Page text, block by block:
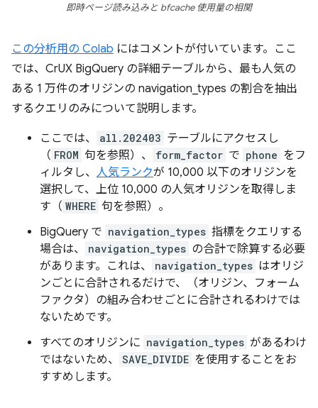
即時ページ読み込みと bfcache 使用量の相関
この分析用の Colab にはコメントが付いています。ここ
では、CrUX BigQuery の詳細テーブルから、最も人気の
ある 1 万件のオリジンの navigation_types の割合を抽出
するクエリのみについて説明します。
ここでは、 all.202403 テーブルにアクセスし
（ FROM 句を参照）、 form_factor で phone をフ
ィルタし、 人気ランクが 10,000 以下のオリジンを
選択して、上位 10,000 の人気オリジンを取得しま
す（ WHERE 句を参照）。
BigQuery で navigation_types 指標をクエリする
場合は、
navigation_types の合計で除算する必要
があります。これは、
navigation_types はオリジ
ンごとに合計されるだけで、（オリジン、フォーム
ファクタ）の組み合わせごとに合計されるわけでは
ないためです。
すべてのオリジンに navigation_types があるわけ
ではないため、
SAVE_DIVIDE を使用することをお
すすめします。